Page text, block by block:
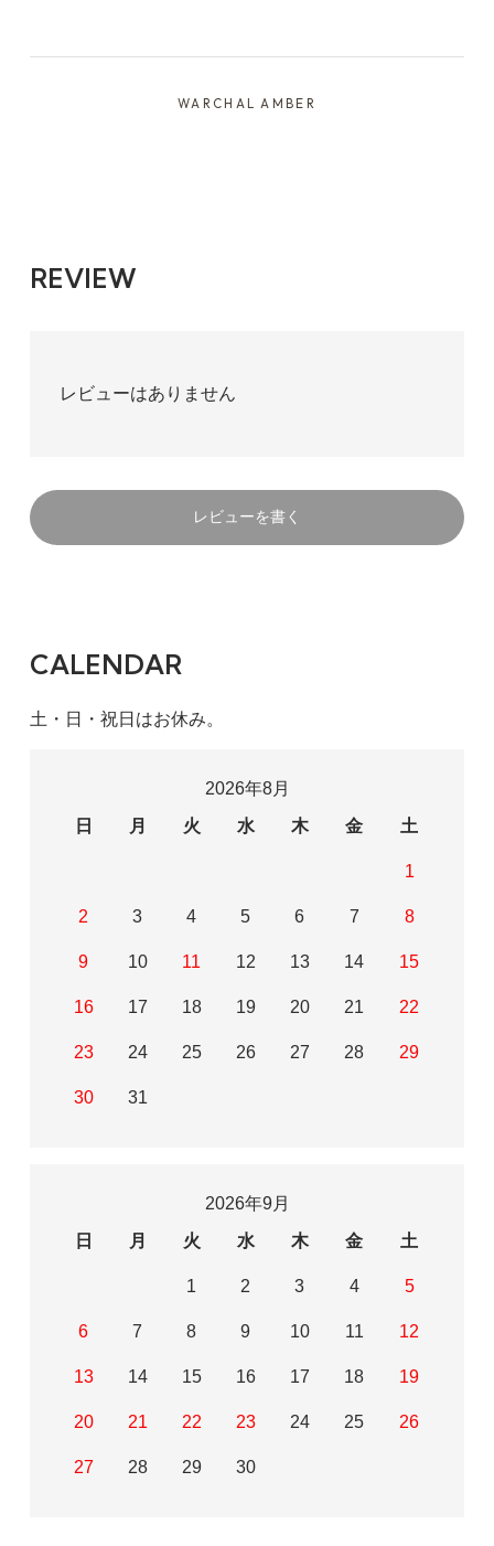
WARCHAL AMBER
REVIEW
レビューはありません
レビューを書く
CALENDAR
土・日・祝日はお休み。
2026年8月
日
月 火 水 木 金 土
1
2 3 4 5 6 7 8
9 10 11 12 13 14 15
16 17 18 19 20 21 22
23 24 25 26 27 28 29
30 31
2026年9月
日
月 火 水 木 金 土
1 2 3 4 5
6 7 8 9 10 11 12
13 14 15 16 17 18 19
20 21 22 23 24 25 26
27 28 29 30